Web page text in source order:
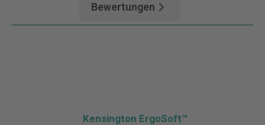
Bewertungen
Kensington ErgoSoft™